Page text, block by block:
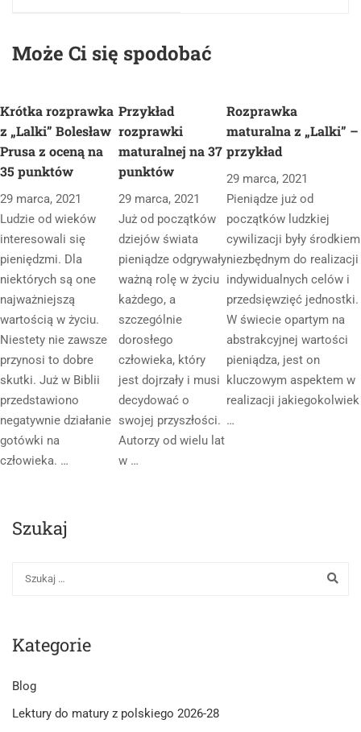
Może Ci się spodobać
Krótka rozprawka
z „Lalki” Bolesław
Prusa z oceną na
35 punktów
29 marca, 2021
Ludzie od wieków
interesowali się
pieniędzmi. Dla
niektórych są one
najważniejszą
wartością w życiu.
Niestety nie zawsze
przynosi to dobre
skutki. Już w Biblii
przedstawiono
negatywnie działanie
gotówki na
człowieka. …
Przykład
rozprawki
maturalnej na 37
punktów
29 marca, 2021
Już od początków
dziejów świata
pieniądze odgrywały
ważną rolę w życiu
każdego, a
szczególnie
dorosłego
człowieka, który
jest dojrzały i musi
decydować o
swojej przyszłości.
Autorzy od wielu lat
w …
Rozprawka
maturalna z „Lalki” –
przykład
29 marca, 2021
Pieniądze już od
początków ludzkiej
cywilizacji były środkiem
niezbędnym do realizacji
indywidualnych celów i
przedsięwzięć jednostki.
W świecie opartym na
abstrakcyjnej wartości
pieniądza, jest on
kluczowym aspektem w
realizacji jakiegokolwiek
…
Szukaj
Kategorie
Blog
Lektury do matury z polskiego 2026-28